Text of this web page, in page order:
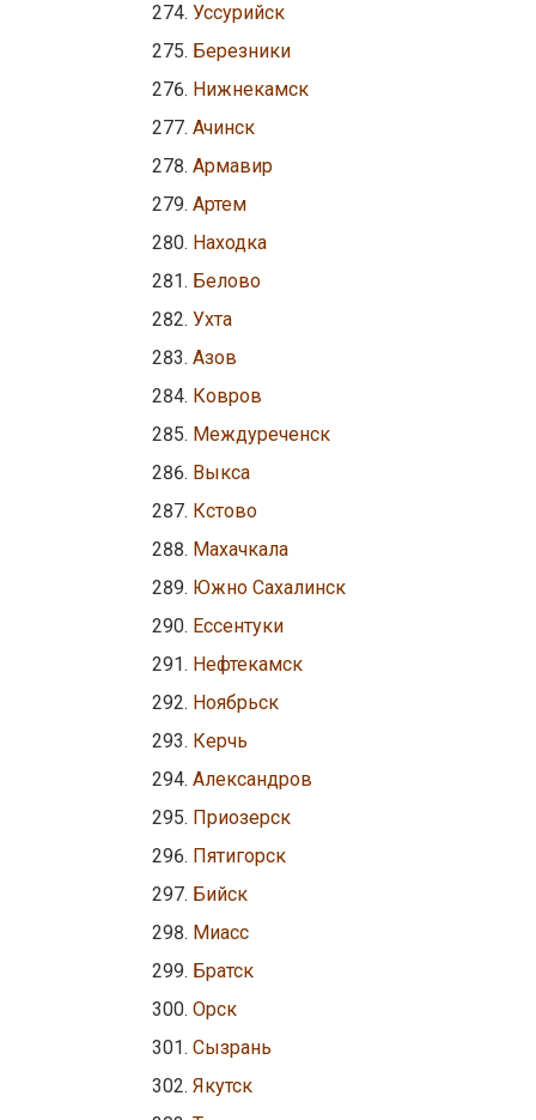
Уссурийск
Березники
Нижнекамск
Ачинск
Армавир
Артем
Находка
Белово
Ухта
Азов
Ковров
Междуреченск
Выкса
Кстово
Махачкала
Южно Сахалинск
Ессентуки
Нефтекамск
Ноябрьск
Керчь
Александров
Приозерск
Пятигорск
Бийск
Миасс
Братск
Орск
Сызрань
Якутск